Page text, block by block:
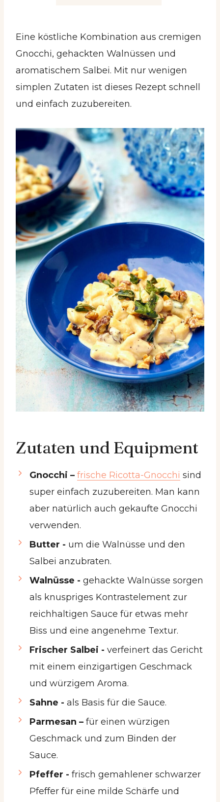
Eine köstliche Kombination aus cremigen
Gnocchi, gehackten Walnüssen und
aromatischem Salbei. Mit nur wenigen
simplen Zutaten ist dieses Rezept schnell
und einfach zuzubereiten.
Zutaten und Equipment
Gnocchi – frische Ricotta-Gnocchi sind
super einfach zuzubereiten. Man kann
aber natürlich auch gekaufte Gnocchi
verwenden.
Butter - um die Walnüsse und den
Salbei anzubraten.
Walnüsse - gehackte Walnüsse sorgen
als knuspriges Kontrastelement zur
reichhaltigen Sauce für etwas mehr
Biss und eine angenehme Textur.
Frischer Salbei - verfeinert das Gericht
mit einem einzigartigen Geschmack
und würzigem Aroma.
Sahne - als Basis für die Sauce.
Parmesan – für einen würzigen
Geschmack und zum Binden der
Sauce.
Pfeffer - frisch gemahlener schwarzer
Pfeffer für eine milde Schärfe und